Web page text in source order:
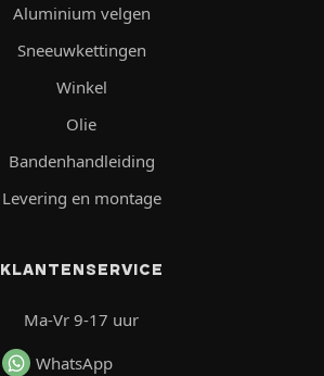
Aluminium velgen
Sneeuwkettingen
Winkel
Olie
Bandenhandleiding
Levering en montage
KLANTENSERVICE
Ma-Vr 9-17 uur
WhatsApp